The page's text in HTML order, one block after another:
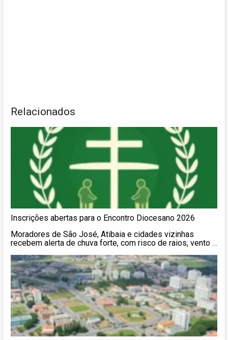
Relacionados
Inscrições abertas para o Encontro Diocesano 2026
Moradores de São José, Atibaia e cidades vizinhas
recebem alerta de chuva forte, com risco de raios, vento e